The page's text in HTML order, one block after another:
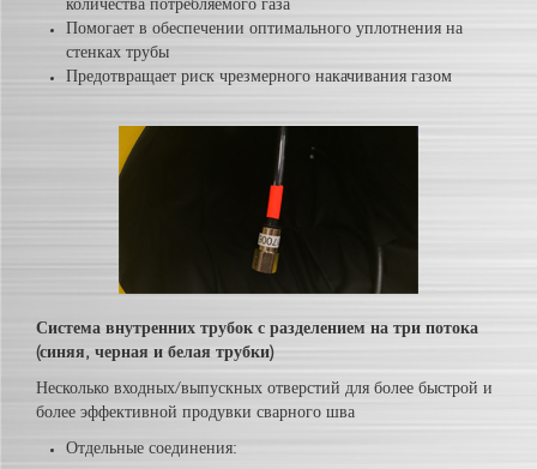
количества потребляемого газа
Помогает в обеспечении оптимального уплотнения на
стенках трубы
Предотвращает риск чрезмерного накачивания газом
Система внутренних трубок с разделением на три потока
(синяя, черная и белая трубки)
Несколько входных/выпускных отверстий для более быстрой и
более эффективной продувки сварного шва
Отдельные соединения: